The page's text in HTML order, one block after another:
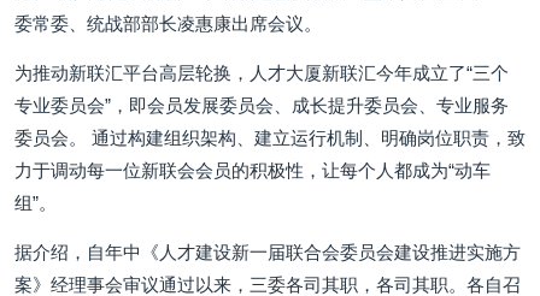
委常委、统战部部长凌惠康出席会议。
为推动新联汇平台高层轮换，人才大厦新联汇今年成立了“三个
专业委员会”，即会员发展委员会、成长提升委员会、专业服务
委员会。 通过构建组织架构、建立运行机制、明确岗位职责，致
力于调动每一位新联会会员的积极性，让每个人都成为“动车
组”。
据介绍，自年中《人才建设新一届联合会委员会建设推进实施方
案》经理事会审议通过以来，三委各司其职，各司其职。各自召